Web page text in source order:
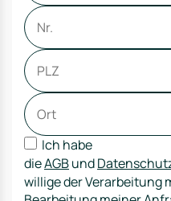
Ich habe
dieAGBund
willige der Verarbeitung